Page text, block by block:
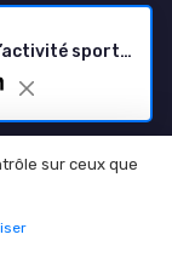
Google Fitbit Inspire 3 Bracelet d’activité sport et santé avec jusqu’à 10 jours d’autonomie de batterie et compatible avec Android et iOS, Parme Noir intense
sur ceux que